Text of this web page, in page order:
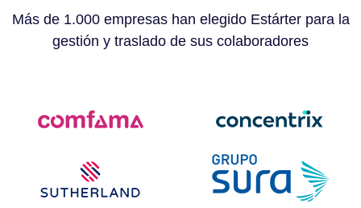
Más de 1.000 empresas han elegido Estárter para la
gestión y traslado de sus colaboradores